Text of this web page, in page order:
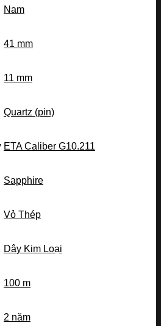
Nam
41 mm
11 mm
Quartz (pin)
ETA Caliber G10.211
Sapphire
Vỏ Thép
Dây Kim Loại
100 m
2 năm